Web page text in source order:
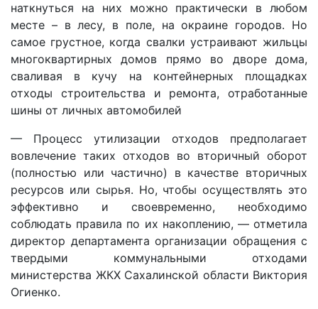
наткнуться на них можно практически в любом
месте – в лесу, в поле, на окраине городов. Но
самое грустное, когда свалки устраивают жильцы
многоквартирных домов прямо во дворе дома,
сваливая в кучу на контейнерных площадках
отходы строительства и ремонта, отработанные
шины от личных автомобилей
— Процесс утилизации отходов предполагает
вовлечение таких отходов во вторичный оборот
(полностью или частично) в качестве вторичных
ресурсов или сырья. Но, чтобы осуществлять это
эффективно и своевременно, необходимо
соблюдать правила по их накоплению, — отметила
директор департамента организации обращения с
твердыми коммунальными отходами
министерства ЖКХ Сахалинской области Виктория
Огиенко.